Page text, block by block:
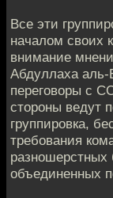
Все эти
началом своих
внимание
Абдуллаха
переговоры с
стороны ведут
группировка,
требования
разношерстных
объединенных